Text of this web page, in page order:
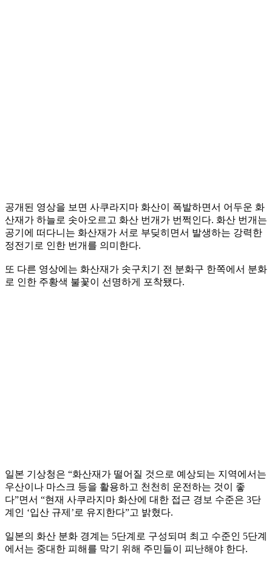
공개된 영상을 보면 사쿠라지마 화산이 폭발하면서 어두운 화
산재가 하늘로 솟아오르고 화산 번개가 번쩍인다. 화산 번개는
공기에 떠다니는 화산재가 서로 부딪히면서 발생하는 강력한
정전기로 인한 번개를 의미한다.
또 다른 영상에는 화산재가 솟구치기 전 분화구 한쪽에서 분화
로 인한 주황색 불꽃이 선명하게 포착됐다.
일본 기상청은 “화산재가 떨어질 것으로 예상되는 지역에서는
우산이나 마스크 등을 활용하고 천천히 운전하는 것이 좋
다”면서 “현재 사쿠라지마 화산에 대한 접근 경보 수준은 3단
계인 ‘입산 규제’로 유지한다”고 밝혔다.
일본의 화산 분화 경계는 5단계로 구성되며 최고 수준인 5단계
에서는 중대한 피해를 막기 위해 주민들이 피난해야 한다.